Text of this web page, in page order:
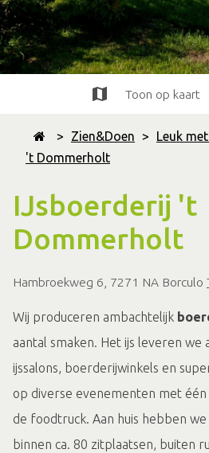
> Zien&Doen > Leuk
't Dommerholt
IJsboerderij 't
Dommerholt
Hambroekweg 6, 7271 NA Borculo
Toon op kaart
Wij produceren ambachtelijk
aantal smaken. Het ijs leveren we
ijssalons, boerderijwinkels en
op diverse evenementen met
de foodtruck. Aan huis hebben
binnen ca. 80 zitplaatsen, buiten